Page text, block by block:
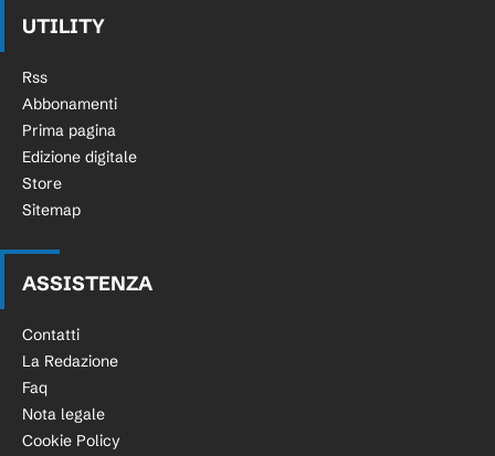
UTILITY
Rss
Abbonamenti
Prima pagina
Edizione digitale
Store
Sitemap
ASSISTENZA
Contatti
La Redazione
Faq
Nota legale
Cookie Policy